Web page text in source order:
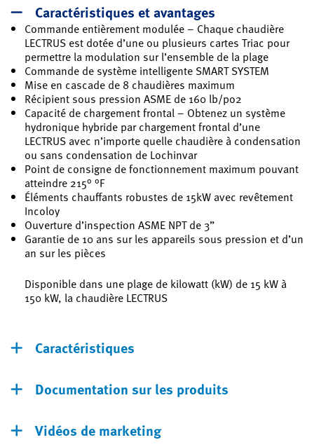
Caractéristiques et avantages
Commande entièrement modulée – Chaque chaudière
LECTRUS est dotée d’une ou plusieurs cartes Triac pour
permettre la modulation sur l’ensemble de la plage
Commande de système intelligente SMART SYSTEM
Mise en cascade de 8 chaudières maximum
Récipient sous pression ASME de 160 lb/po2
Capacité de chargement frontal – Obtenez un système
hydronique hybride par chargement frontal d’une
LECTRUS avec n’importe quelle chaudière à condensation
ou sans condensation de Lochinvar
Point de consigne de fonctionnement maximum pouvant
atteindre 215° °F
Éléments chauffants robustes de 15kW avec revêtement
Incoloy
Ouverture d’inspection ASME NPT de 3”
Garantie de 10 ans sur les appareils sous pression et d’un
an sur les pièces
Disponible dans une plage de kilowatt (kW) de 15 kW à
150 kW, la chaudière LECTRUS
Caractéristiques
Documentation sur les produits
Vidéos de marketing